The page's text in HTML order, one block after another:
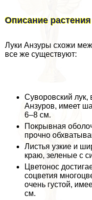
Описание растения
Луки Анзуры схожи
все же существуют:
Суворовский лук,
Анзуров, имеет
6–8 см.
Покрывная
прочно
Листья узкие и
краю, зеленые с
Цветонос
соцветия
очень густой,
см.